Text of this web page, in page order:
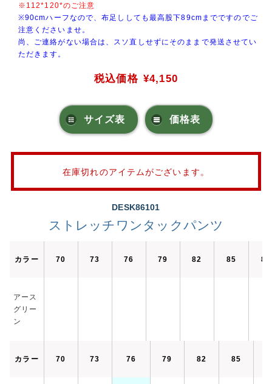
※112*120*のご注意
※90cmハーフなので、布足ししても最高股下89cmまでですのでご
注意くださいませ。
尚、ご連絡がない場合は、スソ直しせずにそのままで発送させてい
ただきます。
税込価格 ¥4,150
サイズ表 価格表
在庫切れのアイテムがございます。
DESK86101
ストレッチワンタックパンツ
カラー 70 73 76 79 82 85 88
アース
グリー
ン
カラー 70 73 76 79 82 85